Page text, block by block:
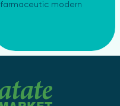
farmaceutic modern